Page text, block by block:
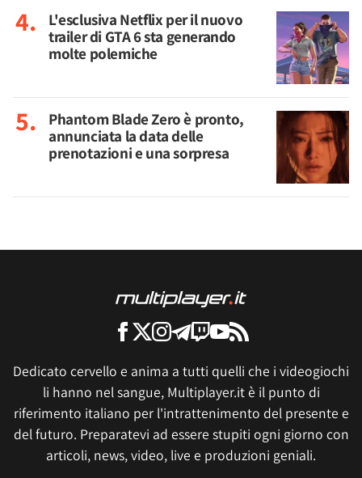
L'esclusiva Netflix per il nuovo
trailer di GTA 6 sta generando
molte polemiche
Phantom Blade Zero è pronto,
annunciata la data delle
prenotazioni e una sorpresa
Dedicato cervello e anima a tutti quelli che i videogiochi
li hanno nel sangue, Multiplayer.it è il punto di
riferimento italiano per l'intrattenimento del presente e
del futuro. Preparatevi ad essere stupiti ogni giorno con
articoli, news, video, live e produzioni geniali.